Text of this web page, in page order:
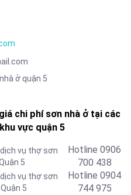
ở quận 5
chi phí sơn nhà ở tại các
vực quận 5
vụ thợ sơn
5
Hotline 0906
700 438
vụ thợ sơn
5
Hotline 0904
744 975